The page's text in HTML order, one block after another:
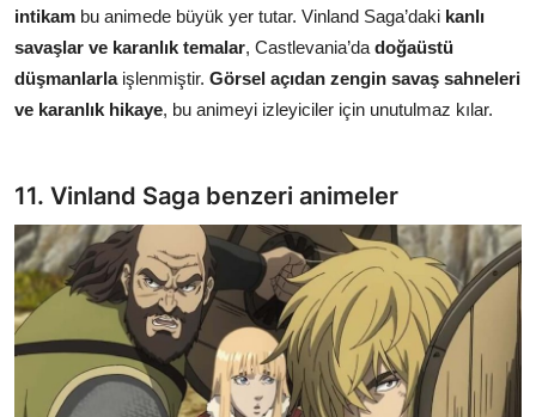
intikam bu animede büyük yer tutar. Vinland Saga’daki kanlı
savaşlar ve karanlık temalar, Castlevania’da doğaüstü
düşmanlarlaişlenmiştir. Görsel açıdan zengin savaş sahneleri
ve karanlık hikaye, bu animeyi izleyiciler için unutulmaz kılar.
11. Vinland Saga benzeri animeler